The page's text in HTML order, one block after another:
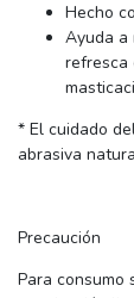
Hecho
Ayuda a
refresca
* El cuidado
abrasiva
Precaución
Para consumo